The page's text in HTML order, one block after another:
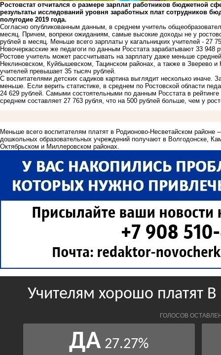
Ростовстат отчитался о размере зарплат работников бюджетной
результаты исследований уровня заработных плат сотрудников
полугодие 2019 года.
Согласно опубликованным данным, в среднем учитель
месяц. Причем, вопреки ожиданиям, самые высокие доходы не у
рублей в месяц. Меньше всего зарплаты у кагальницких учителей - 27
Новочеркасские же педагоги по данным Росстата зарабатывают 33 948
Ростове учитель может рассчитывать на зарплату даже меньше
Неклиновском, Куйбышевском, Тацинском районах, а также в Зверево
учителей превышает 35 тысяч рублей.
С воспитателями детских садиков картина выглядит несколько иначе.
меньше. Если верить статистике, в среднем по Ростовской области
24 629 рублей. Самыми состоятельными по данным Росстата в
среднем составляет 27 763 рубля, что на 500 рублей больше, чем у
Меньше всего воспитателям платят в Родионово-Несветайском
дошкольных образовательных учреждений получают в Волгодонске,
Октябрьском и Миллеровском районах.